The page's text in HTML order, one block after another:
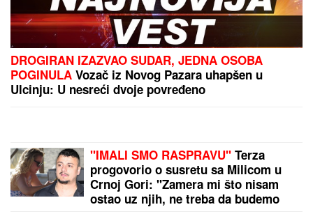
DROGIRAN IZAZVAO SUDAR, JEDNA OSOBA
POGINULA Vozač iz Novog Pazara uhapšen u
Ulcinju: U nesreći dvoje povređeno
"IMALI SMO RASPRAVU" Terza
progovorio o susretu sa Milicom u
Crnoj Gori: "Zamera mi što nisam
ostao uz njih, ne treba da budemo